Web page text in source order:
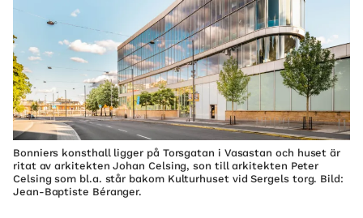
Bonniers konsthall ligger på Torsgatan i Vasastan och huset är
ritat av arkitekten Johan Celsing, son till arkitekten Peter
Celsing som bl.a. står bakom Kulturhuset vid Sergels torg. Bild:
Jean-Baptiste Béranger.